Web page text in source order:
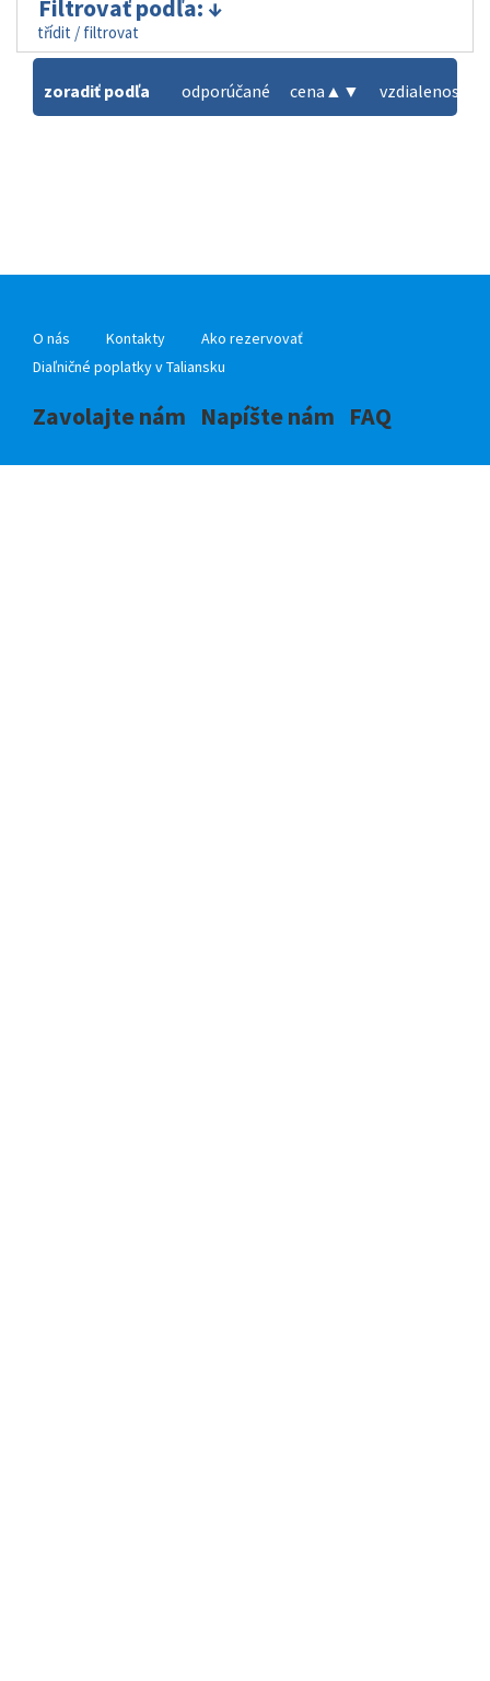
Filtrovať podľa:
třídit / filtrovat
zoradiť podľa odporúčané cena ▲ ▼ vzdialenosť
O nás Kontakty
Ako rezervovať
Diaľničné poplatky v Taliansku
Zavolajte nám Napíšte nám FAQ